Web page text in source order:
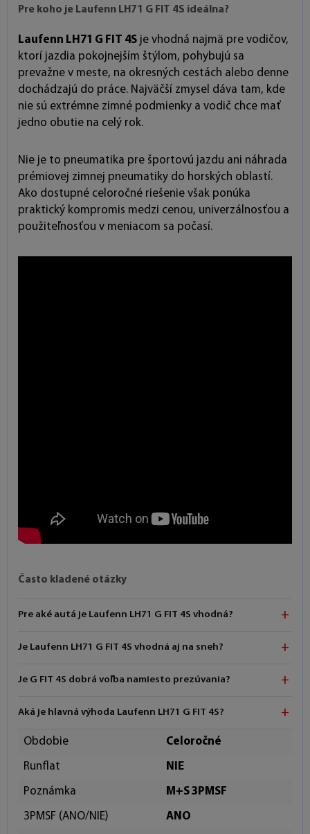
Pre koho je Laufenn LH71 G FIT 4S ideálna?
Laufenn LH71 G FIT 4S je vhodná najmä pre vodičov,
ktorí jazdia pokojnejším štýlom, pohybujú sa
prevažne v meste, na okresných cestách alebo denne
dochádzajú do práce. Najväčší zmysel dáva tam, kde
nie sú extrémne zimné podmienky a vodič chce mať
jedno obutie na celý rok.
Nie je to pneumatika pre športovú jazdu ani náhrada
prémiovej zimnej pneumatiky do horských oblastí.
Ako dostupné celoročné riešenie však ponúka
praktický kompromis medzi cenou, univerzálnosťou a
použiteľnosťou v meniacom sa počasí.
Často kladené otázky
Pre aké autá je Laufenn LH71 G FIT 4S vhodná?
Je Laufenn LH71 G FIT 4S vhodná aj na sneh?
Je G FIT 4S dobrá voľba namiesto prezúvania?
Aká je hlavná výhoda Laufenn LH71 G FIT 4S?
Obdobie Celoročné
Runflat NIE
Poznámka M+S 3PMSF
3PMSF (ANO/NIE) ANO